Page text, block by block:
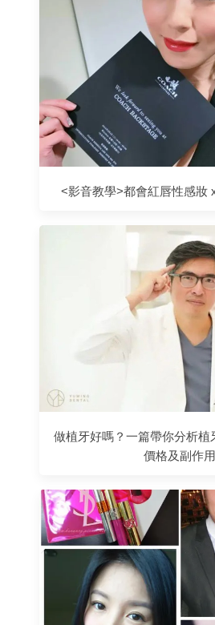
<影音教學>都會紅唇性感妝
做植牙好嗎？一篇帶你分析植
價格及副作用